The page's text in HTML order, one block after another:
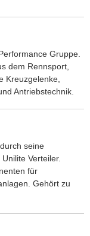
Gruppe.
dem Rennsport,
Kreuzgelenke,
Antriebstechnik.
seine
Verteiler.
für
Gehört zu